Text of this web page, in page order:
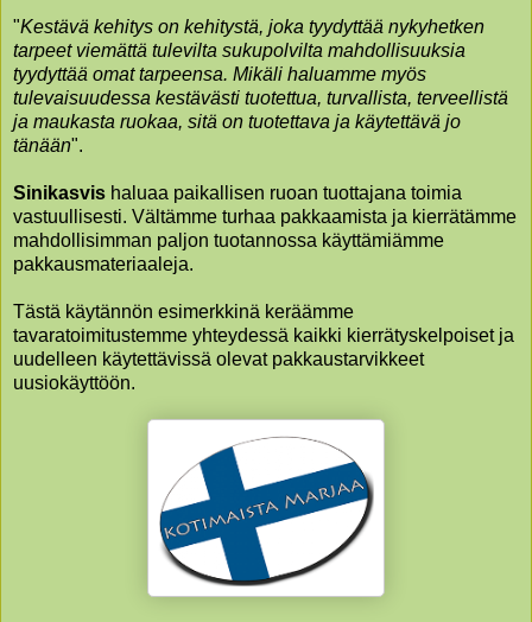
"Kestävä kehitys on kehitystä, joka tyydyttää nykyhetken
tarpeet viemättä tulevilta sukupolvilta mahdollisuuksia
tyydyttää omat tarpeensa. Mikäli haluamme myös
tulevaisuudessa kestävästi tuotettua, turvallista, terveellistä
ja maukasta ruokaa, sitä on tuotettava ja käytettävä jo
tänään".
Sinikasvis haluaa paikallisen ruoan tuottajana toimia
vastuullisesti. Vältämme turhaa pakkaamista ja kierrätämme
mahdollisimman paljon tuotannossa käyttämiämme
pakkausmateriaaleja.
Tästä käytännön esimerkkinä keräämme
tavaratoimitustemme yhteydessä kaikki kierrätyskelpoiset ja
uudelleen käytettävissä olevat pakkaustarvikkeet
uusiokäyttöön.